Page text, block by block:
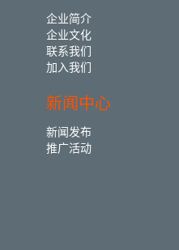
企业简介
企业文化
联系我们
加入我们
新闻中心
新闻发布
推广活动